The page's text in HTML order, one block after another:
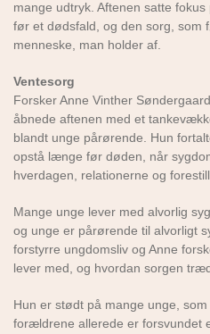
mange udtryk. Aftenen satte
før et dødsfald, og den sorg, som
menneske, man holder af.
Ventesorg
Forsker Anne Vinther
åbnede aftenen med et
blandt unge pårørende. Hun
opstå længe før døden, når
hverdagen, relationerne og
Mange unge lever med alvorlig
og unge er pårørende til alvorligt
forstyrre ungdomsliv og Anne
lever med, og hvordan sorgen
Hun er stødt på mange unge,
forældrene allerede er forsvundet